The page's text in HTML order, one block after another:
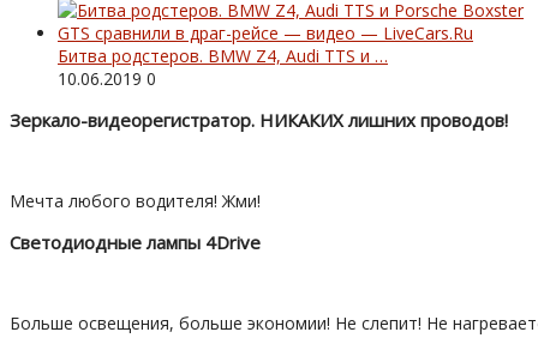
Битва родстеров. BMW Z4, Audi TTS и …
10.06.2019 0
Зеркало-видеорегистратор. НИКАКИХ лишних проводов!
Мечта любого водителя! Жми!
Светодиодные лампы 4Drive
Больше освещения, больше экономии! Не слепит! Не